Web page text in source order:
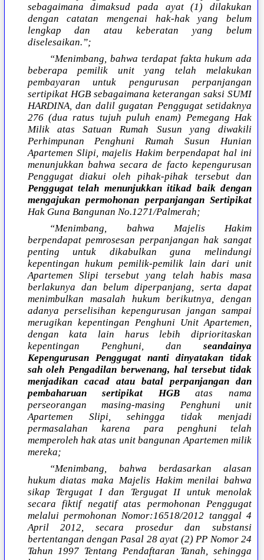
sebagaimana dimaksud pada ayat (1) dilakukan
dengan catatan mengenai hak-hak yang belum
lengkap dan atau keberatan yang belum
diselesaikan.”;
“Menimbang, bahwa terdapat fakta hukum ada
beberapa pemilik unit yang telah melakukan
pembayaran untuk pengurusan perpanjangan
sertipikat HGB sebagaimana keterangan saksi SUMI
HARDINA, dan dalil gugatan Penggugat setidaknya
276 (dua ratus tujuh puluh enam) Pemegang Hak
Milik atas Satuan Rumah Susun yang diwakili
Perhimpunan Penghuni Rumah Susun Hunian
Apartemen Slipi, majelis Hakim berpendapat hal ini
menunjukkan bahwa secara de facto kepengurusan
Penggugat diakui oleh pihak-pihak tersebut dan
Penggugat telah menunjukkan itikad baik dengan
mengajukan permohonan perpanjangan Sertipikat
Hak Guna Bangunan No.1271/Palmerah;
“Menimbang, bahwa Majelis Hakim
berpendapat pemrosesan perpanjangan hak sangat
penting untuk dikabulkan guna melindungi
kepentingan hukum pemilik-pemilik lain dari unit
Apartemen Slipi tersebut yang telah habis masa
berlakunya dan belum diperpanjang, serta dapat
menimbulkan masalah hukum berikutnya, dengan
adanya perselisihan kepengurusan jangan sampai
merugikan kepentingan Penghuni Unit Apartemen,
dengan kata lain harus lebih diprioritaskan
kepentingan Penghuni, dan seandainya
Kepengurusan Penggugat nanti dinyatakan tidak
sah oleh Pengadilan berwenang, hal tersebut tidak
menjadikan cacad atau batal perpanjangan dan
pembaharuan sertipikat HGBatas nama
perseorangan masing-masing Penghuni unit
Apartemen Slipi, sehingga tidak menjadi
permasalahan karena para penghuni telah
memperoleh hak atas unit bangunan Apartemen milik
mereka;
“Menimbang, bahwa berdasarkan alasan
hukum diatas maka Majelis Hakim menilai bahwa
sikap Tergugat I dan Tergugat II untuk menolak
secara fiktif negatif atas permohonan Penggugat
melalui permohonan Nomor:16518/2012 tanggal 4
April 2012, secara prosedur dan substansi
bertentangan dengan Pasal 28 ayat (2) PP Nomor 24
Tahun 1997 Tentang Pendaftaran Tanah, sehingga